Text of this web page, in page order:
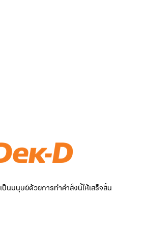
นมนุษย์ด้วยการทำคำสั่งนี้ให้เสร็จสิ้น